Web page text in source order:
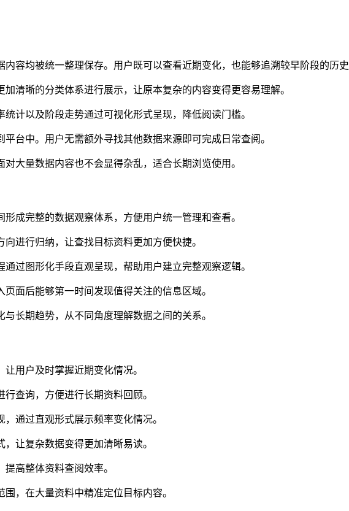
容均被统一整理保存。用户既可以查看近期变化，也能够追溯较早阶段的历
清晰的分类体系进行展示，让原本复杂的内容变得更容易理解。
计以及阶段走势通过可视化形式呈现，降低阅读门槛。
台中。用户无需额外寻找其他数据来源即可完成日常查阅。
大量数据内容也不会显得杂乱，适合长期浏览使用。
成完整的数据观察体系，方便用户统一管理和查看。
向进行归纳，让查找目标资料更加方便快捷。
过图形化手段直观呈现，帮助用户建立完整观察逻辑。
面后能够第一时间发现值得关注的信息区域。
长期趋势，从不同角度理解数据之间的关系。
用户及时掌握近期变化情况。
查询，方便进行长期资料回顾。
通过直观形式展示频率变化情况。
让复杂数据变得更加清晰易读。
高整体资料查阅效率。
，在大量资料中精准定位目标内容。